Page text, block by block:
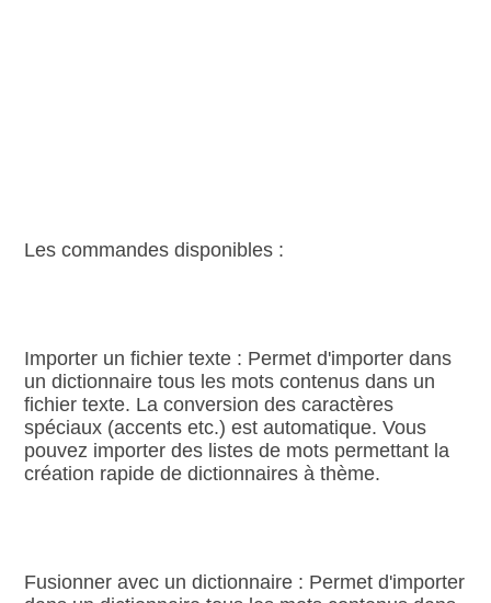
Les commandes disponibles :
Importer un fichier texte : Permet d'importer dans
un dictionnaire tous les mots contenus dans un
fichier texte. La conversion des caractères
spéciaux (accents etc.) est automatique. Vous
pouvez importer des listes de mots permettant la
création rapide de dictionnaires à thème.
Fusionner avec un dictionnaire : Permet d'importer